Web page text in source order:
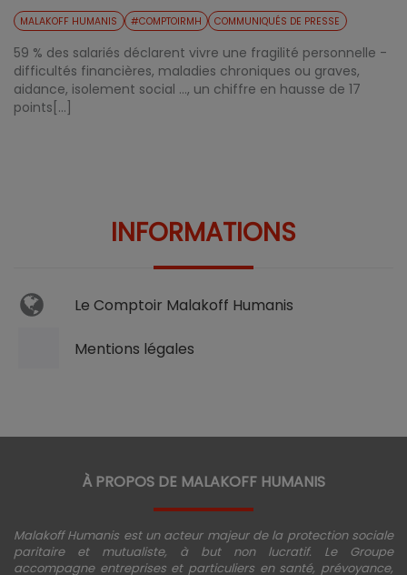
MALAKOFF HUMANIS #COMPTOIRMH COMMUNIQUÉS DE PRESSE
59 % des salariés déclarent vivre une fragilité personnelle -
difficultés financières, maladies chroniques ou graves,
aidance, isolement social …, un chiffre en hausse de 17
points[...]
INFORMATIONS
Le Comptoir Malakoff Humanis
Mentions légales
À PROPOS DE MALAKOFF HUMANIS
Malakoff Humanis est un acteur majeur de la protection sociale
paritaire et mutualiste, à but non lucratif. Le Groupe
accompagne entreprises et particuliers en santé, prévoyance,